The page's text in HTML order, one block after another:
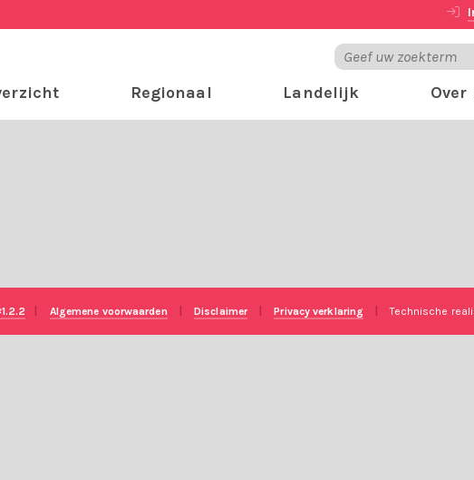
Regionaal Landelijk Over
Algemene voorwaarden Disclaimer Privacy verklaring Technische